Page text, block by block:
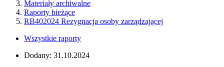
Materiały archiwalne
Raporty bieżące
RB402024 Rezygnacja osoby zarządzającej
Wszystkie raporty
Dodany: 31.10.2024